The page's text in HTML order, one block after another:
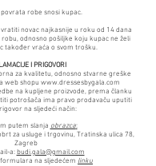
robe snosi kupac.
novac najkasnije u roku od 14 dana
odnosno pošiljke koju kupac ne želi
također vraća o svom trošku.
I PRIGOVORI
za kvalitetu, odnosno stvarne greške
web shopu www.dressesbygala.com
na kupljene proizvode, prema članku
potrošača ima pravo prodavaču uputiti
na sljedeći način:
putem slanja obrazca:
za usluge i trgovinu, Tratinska ulica 78,
Zagreb
a:budi.gala@gmail.com
na sljedećem linku